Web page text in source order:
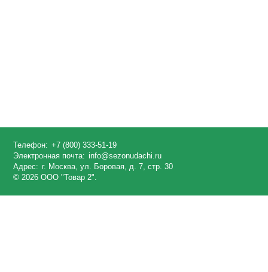
Телефон: +7 (800) 333-51-19
Электронная почта: info@sezonudachi.ru
Адрес: г. Москва, ул. Боровая, д. 7, стр. 30
© 2026 ООО "Товар 2".